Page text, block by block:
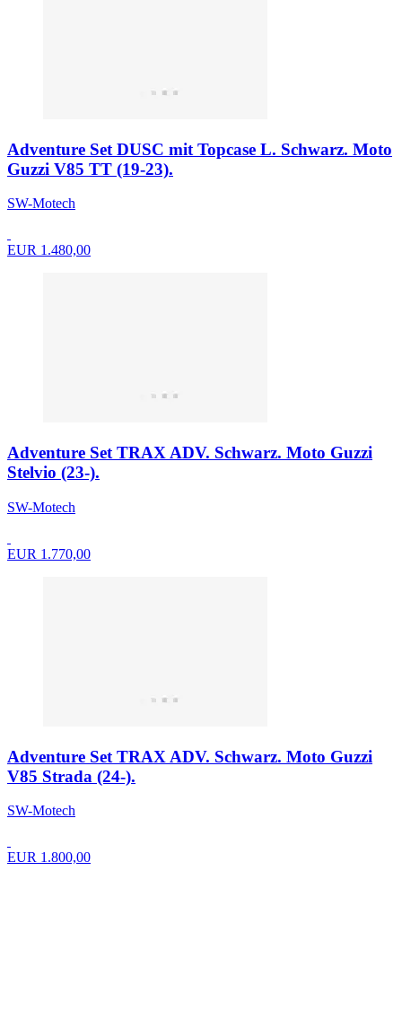
Adventure Set DUSC mit Topcase L. Schwarz. Moto
Guzzi V85 TT (19-23).
SW-Motech
EUR 1.480,00
Adventure Set TRAX ADV. Schwarz. Moto Guzzi
Stelvio (23-).
SW-Motech
EUR 1.770,00
Adventure Set TRAX ADV. Schwarz. Moto Guzzi
V85 Strada (24-).
SW-Motech
EUR 1.800,00